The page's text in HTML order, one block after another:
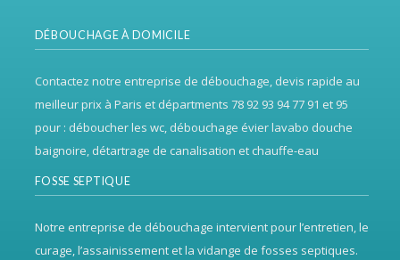
DÉBOUCHAGE À DOMICILE
Contactez notre entreprise de débouchage, devis rapide au
meilleur prix à Paris et départments 78 92 93 94 77 91 et 95
pour : déboucher les wc, débouchage évier lavabo douche
baignoire, détartrage de canalisation et chauffe-eau
FOSSE SEPTIQUE
Notre entreprise de débouchage intervient pour l’entretien, le
curage, l’assainissement et la vidange de fosses septiques.